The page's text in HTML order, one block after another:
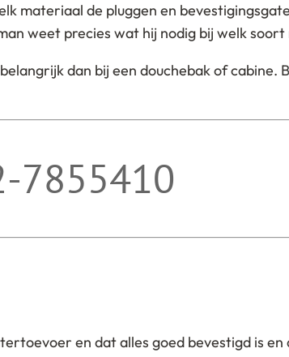
materiaal de pluggen en
weet precies wat hij nodig bij welk soort
dan bij een douchebak of cabine.
7855410
en dat alles goed bevestigd is